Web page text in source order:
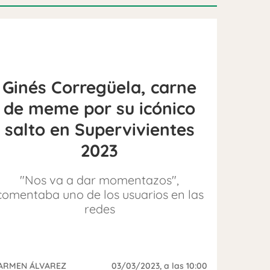
Ginés Corregüela, carne
de meme por su icónico
salto en Supervivientes
2023
"Nos va a dar momentazos",
uno de los usuarios en las
redes
ÁLVAREZ 03/03/2023, a las 10:00